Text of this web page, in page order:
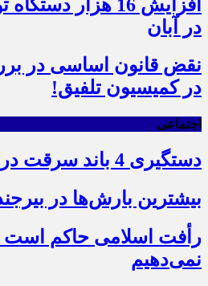
افزایش 16 هزار
در آبان
نقض قانون اساسی در
در کمیسیون تلفیق!
اجتماعی
دستگیری 4 باند سرقت در خراسان جنوبی
بیشترین بارش‌ها در بیرجند با ۱۵
رأفت اسلامی حاکم است
نمی‌دهیم